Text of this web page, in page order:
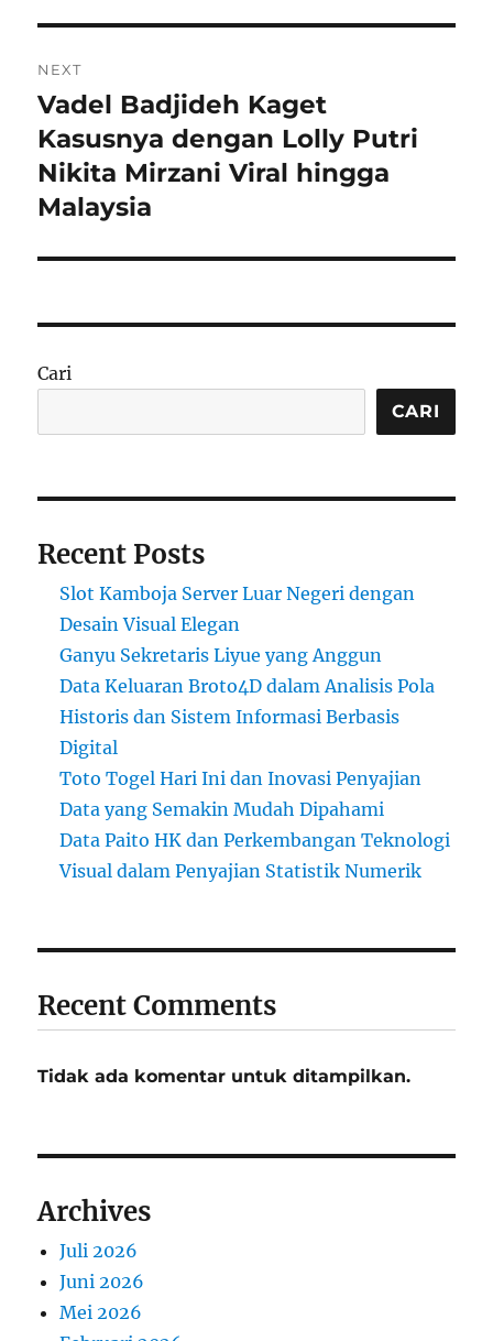
NEXT
Next
post:
Vadel Badjideh Kaget
Kasusnya dengan Lolly Putri
Nikita Mirzani Viral hingga
Malaysia
Cari
CARI
Recent Posts
Slot Kamboja Server Luar Negeri dengan
Desain Visual Elegan
Ganyu Sekretaris Liyue yang Anggun
Data Keluaran Broto4D dalam Analisis Pola
Historis dan Sistem Informasi Berbasis
Digital
Toto Togel Hari Ini dan Inovasi Penyajian
Data yang Semakin Mudah Dipahami
Data Paito HK dan Perkembangan Teknologi
Visual dalam Penyajian Statistik Numerik
Recent Comments
Tidak ada komentar untuk ditampilkan.
Archives
Juli 2026
Juni 2026
Mei 2026